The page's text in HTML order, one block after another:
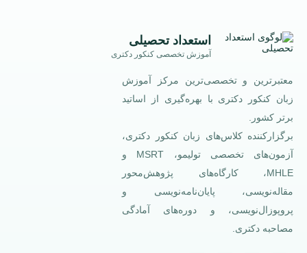
استعداد تحصیلی
آموزش تخصصی کنکور دکتری
معتبرترین و تخصصی‌ترین مرکز آموزش
زبان کنکور دکتری با بهره‌گیری از اساتید
برتر کشور.
برگزارکننده کلاس‌های زبان کنکور دکتری،
آزمون‌های تخصصی تولیمو، MSRT و
MHLE، کارگاه‌های پژوهش‌محور
مقاله‌نویسی، پایان‌نامه‌نویسی و
پروپوزال‌نویسی، و دوره‌های آمادگی
مصاحبه دکتری.